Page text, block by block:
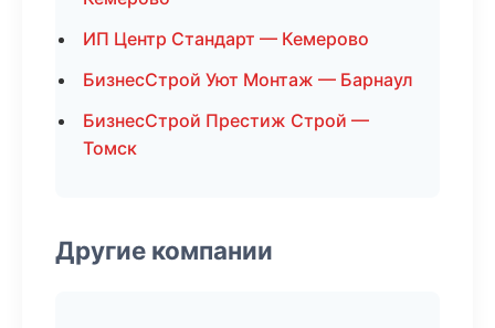
ИП Центр Стандарт — Кемерово
БизнесСтрой Уют Монтаж — Барнаул
БизнесСтрой Престиж Строй —
Томск
Другие компании